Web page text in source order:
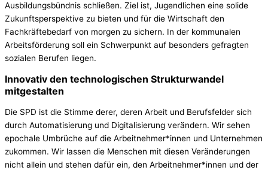
Ausbildungsbündnis schließen. Ziel ist, Jugendlichen eine solide
Zukunftsperspektive zu bieten und für die Wirtschaft den
Fachkräftebedarf von morgen zu sichern. In der kommunalen
Arbeitsförderung soll ein Schwerpunkt auf besonders gefragten
sozialen Berufen liegen.
Innovativ den technologischen Strukturwandel
mitgestalten
Die SPD ist die Stimme derer, deren Arbeit und Berufsfelder sich
durch Automatisierung und Digitalisierung verändern. Wir sehen
epochale Umbrüche auf die Arbeitnehmer*innen und Unternehmen
zukommen. Wir lassen die Menschen mit diesen Veränderungen
nicht allein und stehen dafür ein, den Arbeitnehmer*innen und der